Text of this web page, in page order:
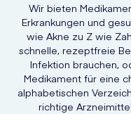
Wir bieten
Erkrankungen und
wie Akne zu Z wie
schnelle, rezeptfreie
Infektion brauchen,
Medikament für eine
alphabetischen
richtige